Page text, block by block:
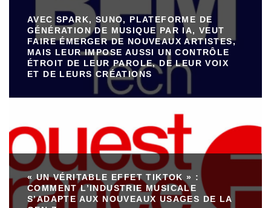
AVEC SPARK, SUNO, PLATEFORME DE
GÉNÉRATION DE MUSIQUE PAR IA, VEUT
FAIRE ÉMERGER DE NOUVEAUX ARTISTES,
MAIS LEUR IMPOSE AUSSI UN CONTRÔLE
ÉTROIT DE LEUR PAROLE, DE LEUR VOIX
ET DE LEURS CRÉATIONS
« UN VÉRITABLE EFFET TIKTOK » :
COMMENT L’INDUSTRIE MUSICALE
S’ADAPTE AUX NOUVEAUX USAGES DE LA